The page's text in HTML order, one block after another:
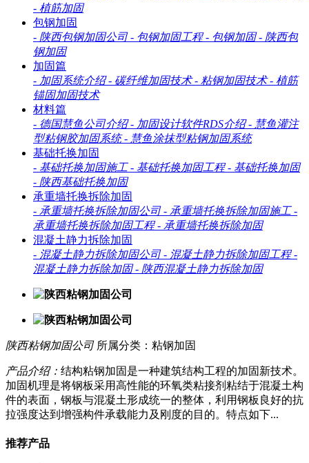
- 植筋加固
包钢加固
- 陕西包钢加固公司 - 包钢加固工程 - 包钢加固 - 陕西包
钢加固
加固篇
- 加固系统介绍 - 碳纤维加固技术 - 粘钢加固技术 - 植筋
锚固加固技术
材料篇
- 德国慧鱼公司介绍 - 加固设计软件RDS介绍 - 慧鱼灌注
型粘钢胶加固系统 - 慧鱼涂抹型粘钢加固系统
基础托换加固
- 基础托换加固施工 - 基础托换加固工程 - 基础托换加固
- 陕西基础托换加固
承重墙托换拆除加固
- 承重墙托换拆除加固公司 - 承重墙托换拆除加固施工 -
承重墙托换拆除加固工程 - 承重墙托换拆除加固
混凝土静力拆除加固
- 混凝土静力拆除加固公司 - 混凝土静力拆除加固工程 -
混凝土静力拆除加固 - 陕西混凝土静力拆除加固
陕西粘钢加固公司 所属分类：粘钢加固
产品介绍： 结构粘钢加固是一种建筑结构工程的加固新技术。
加固机理是将钢板采用高性能的环氧类粘接剂粘结于混凝土构
件的表面，钢板与混凝土形成统一的整体，利用钢板良好的抗
拉强度达到增强构件承载能力及刚度的目的。特点如下...
推荐产品